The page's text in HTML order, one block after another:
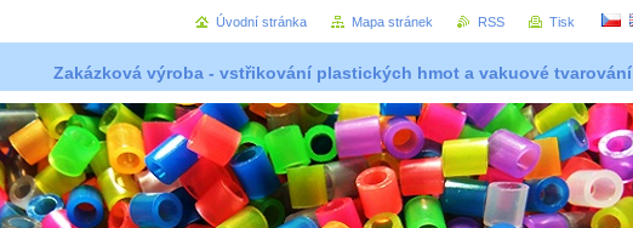
Zakázková výroba - vstřikování plastických hmot a vakuové tvarování
Úvodní stránka Mapa stránek RSS Tisk